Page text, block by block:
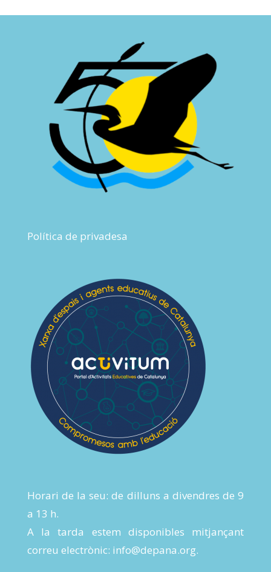
Política de privadesa
Horari de la seu: de dilluns a divendres de 9
a 13 h.
A la tarda estem disponibles mitjançant
correu electrònic: info@depana.org.